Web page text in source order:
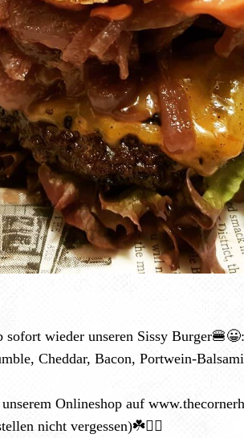
sofort wieder unseren Sissy
Cheddar, Bacon, Portwein-
Onlineshop auf
nicht vergessen)☘️✌🏻